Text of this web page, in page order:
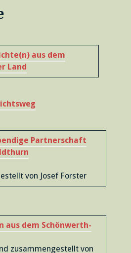
aus dem
Land
Partnerschaft
von Josef Forster
aus dem Schönwerth-
zusammengestellt von